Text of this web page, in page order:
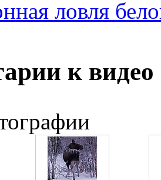
ловля
к видео